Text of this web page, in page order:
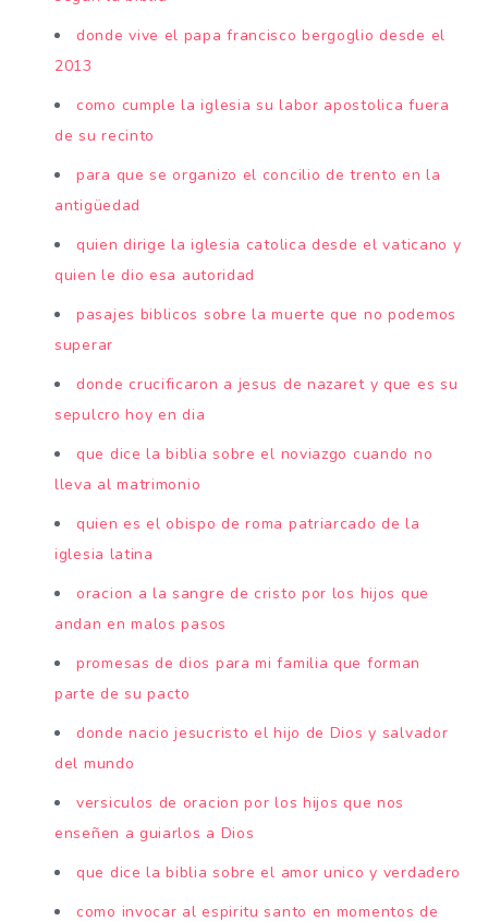
donde vive el papa francisco bergoglio desde el
2013
como cumple la iglesia su labor apostolica fuera
de su recinto
para que se organizo el concilio de trento en la
antigüedad
quien dirige la iglesia catolica desde el vaticano y
quien le dio esa autoridad
pasajes biblicos sobre la muerte que no podemos
superar
donde crucificaron a jesus de nazaret y que es su
sepulcro hoy en dia
que dice la biblia sobre el noviazgo cuando no
lleva al matrimonio
quien es el obispo de roma patriarcado de la
iglesia latina
oracion a la sangre de cristo por los hijos que
andan en malos pasos
promesas de dios para mi familia que forman
parte de su pacto
donde nacio jesucristo el hijo de Dios y salvador
del mundo
versiculos de oracion por los hijos que nos
enseñen a guiarlos a Dios
que dice la biblia sobre el amor unico y verdadero
como invocar al espiritu santo en momentos de